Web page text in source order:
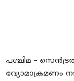
പശ്ചിമ –
വ്യോമാക്രമണം